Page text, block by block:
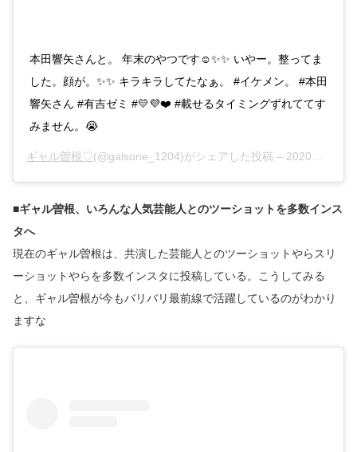
本田響矢さんと。 年末のやつです☺️✨✨ いやー。整ってま
した。顔が。✨✨ キラキラしてたなぁ。 #イケメン。 #本田
響矢さん #有吉ゼミ #💛💜❤️ #載せるタイミングずれててす
みません。😭
ギャル曽根♡(@galsone_1204)がシェアした投稿 – 2020年 1月月22日午前10時35分PST
■ギャル曽根、いろんな人気芸能人とのツーショットを多数インス
タへ
現在のギャル曽根は、共演した芸能人とのツーショットやらスリ
ーショットやらを多数インスタに投稿している。こうしてみる
と、ギャル曽根が今もバリバリ最前線で活躍しているのがわかり
ますな